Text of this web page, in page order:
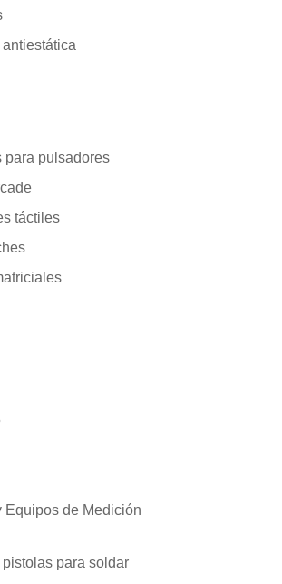
para pulsadores
táctiles
Equipos de Medición
para soldar